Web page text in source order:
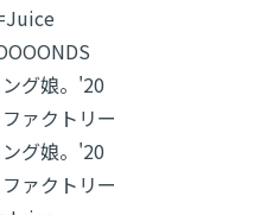
グ娘。'20
ァクトリー
グ娘。'20
ァクトリー